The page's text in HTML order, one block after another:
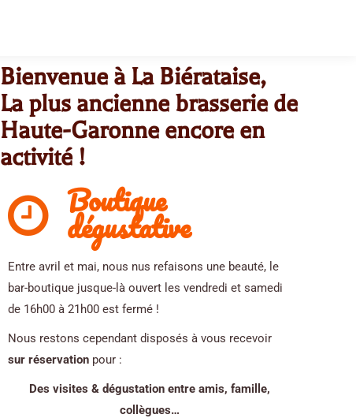
Bienvenue à La Biérataise,
La plus ancienne brasserie de
Haute-Garonne encore en
activité !
Boutique
dégustative
Entre avril et mai, nous nus refaisons une beauté, le
bar-boutique jusque-là ouvert les vendredi et samedi
de 16h00 à 21h00 est fermé !
Nous restons cependant disposés à vous recevoir
sur réservation pour :
Des visites & dégustation entre amis, famille,
collègues…